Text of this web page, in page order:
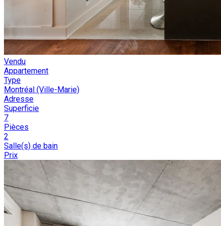
Vendu
Appartement
Type
Montréal (Ville-Marie)
Adresse
Superficie
7
Pièces
2
Salle(s) de bain
Prix